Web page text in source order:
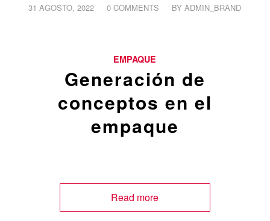
31 AGOSTO, 2022
/ 0 COMMENTS
/ BYADMIN_BRAND
EMPAQUE
Generación de
conceptos en el
empaque
Read more